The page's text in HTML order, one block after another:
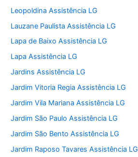
Leopoldina Assistência LG
Lauzane Paulista Assistência LG
Lapa de Baixo Assistência LG
Lapa Assistência LG
Jardins Assistência LG
Jardim Vitoria Regia Assistência LG
Jardim Vila Mariana Assistência LG
Jardim São Paulo Assistência LG
Jardim São Bento Assistência LG
Jardim Raposo Tavares Assistência LG